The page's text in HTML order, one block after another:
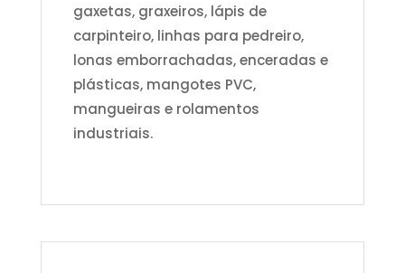
gaxetas, graxeiros, lápis de
carpinteiro, linhas para pedreiro,
lonas emborrachadas, enceradas e
plásticas, mangotes PVC,
mangueiras e rolamentos
industriais.